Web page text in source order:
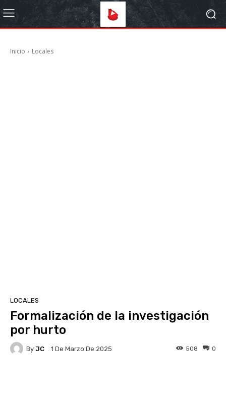
Inicio Locales
LOCALES
Formalización de la investigación
por hurto
By JC 1 De Marzo De 2025 0
508